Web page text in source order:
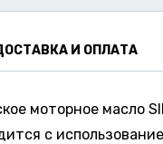
И ОПЛАТА
моторное масло
с